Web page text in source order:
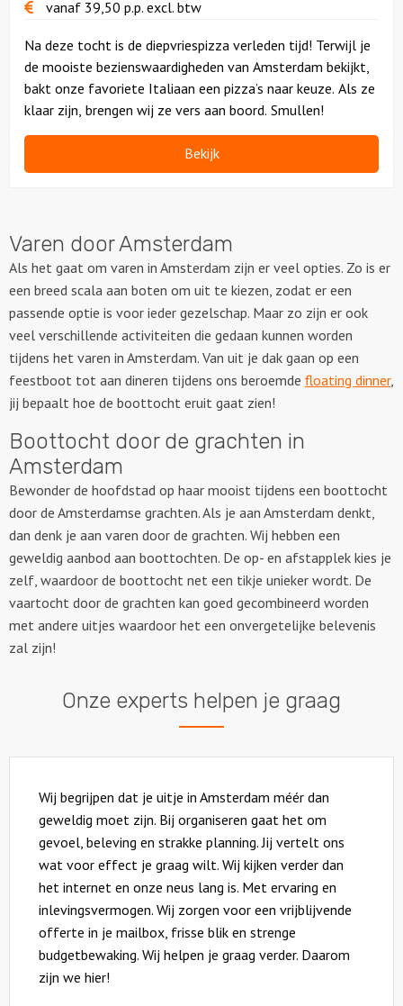
vanaf 39,50 p.p. excl. btw
Na deze tocht is de diepvriespizza verleden tijd! Terwijl je
de mooiste bezienswaardigheden van Amsterdam bekijkt,
bakt onze favoriete Italiaan een pizza’s naar keuze. Als ze
klaar zijn, brengen wij ze vers aan boord. Smullen!
Bekijk
Varen door Amsterdam
Als het gaat om varen in Amsterdam zijn er veel opties. Zo is er
een breed scala aan boten om uit te kiezen, zodat er een
passende optie is voor ieder gezelschap. Maar zo zijn er ook
veel verschillende activiteiten die gedaan kunnen worden
tijdens het varen in Amsterdam. Van uit je dak gaan op een
feestboot tot aan dineren tijdens ons beroemde floating dinner,
jij bepaalt hoe de boottocht eruit gaat zien!
Boottocht door de grachten in
Amsterdam
Bewonder de hoofdstad op haar mooist tijdens een boottocht
door de Amsterdamse grachten. Als je aan Amsterdam denkt,
dan denk je aan varen door de grachten. Wij hebben een
geweldig aanbod aan boottochten. De op- en afstapplek kies je
zelf, waardoor de boottocht net een tikje unieker wordt. De
vaartocht door de grachten kan goed gecombineerd worden
met andere uitjes waardoor het een onvergetelijke belevenis
zal zijn!
Onze experts helpen je graag
Wij begrijpen dat je uitje in Amsterdam méér dan
geweldig moet zijn. Bij organiseren gaat het om
gevoel, beleving en strakke planning. Jij vertelt ons
wat voor effect je graag wilt. Wij kijken verder dan
het internet en onze neus lang is. Met ervaring en
inlevingsvermogen. Wij zorgen voor een vrijblijvende
offerte in je mailbox, frisse blik en strenge
budgetbewaking. Wij helpen je graag verder. Daarom
zijn we hier!